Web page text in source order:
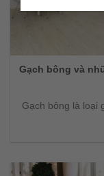
Gạch bông và
Gạch bông là loại